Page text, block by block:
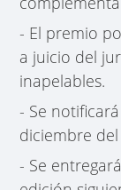
- El premio
a juicio del
inapelables.
- Se
diciembre
- Se